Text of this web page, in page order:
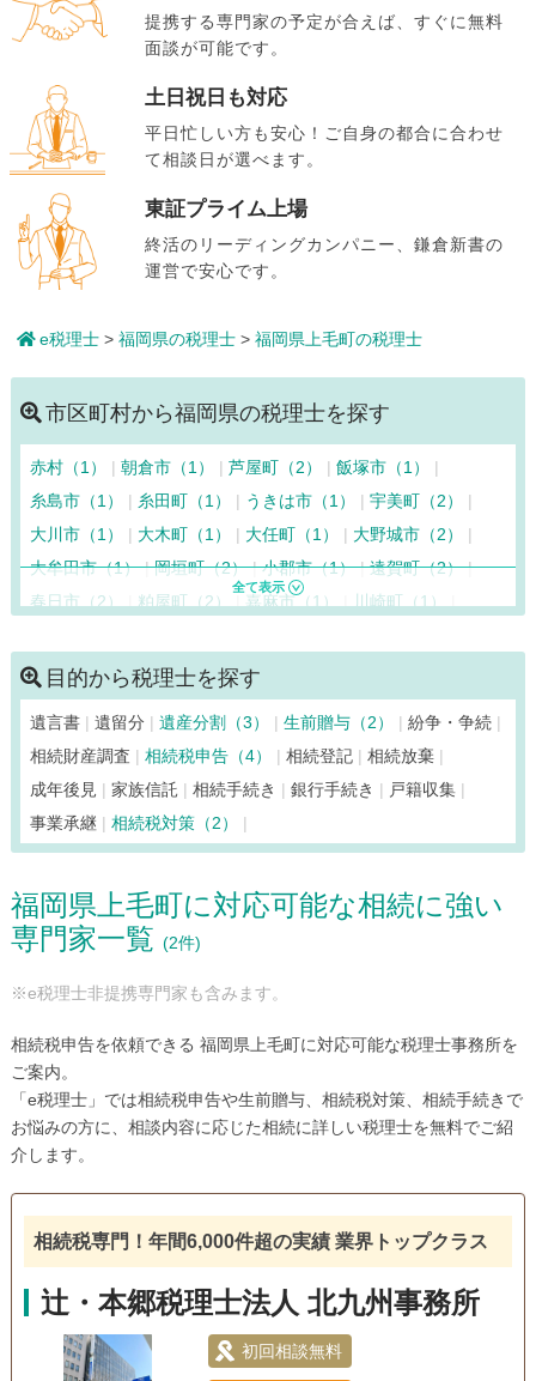
提携する専門家の予定が合えば、すぐに無料
面談が可能です。
土日祝日も対応
平日忙しい方も安心！ご自身の都合に合わせ
て相談日が選べます。
東証プライム上場
終活のリーディングカンパニー、鎌倉新書の
運営で安心です。
e税理士> 福岡県の税理士> 福岡県上毛町の税理士
市区町村から福岡県の税理士を探す
赤村（1） 朝倉市（1） 芦屋町（2）
飯塚市（1）
糸島市（1）
糸田町（1） うきは市（1）
宇美町（2）
大川市（1）
大木町（1） 大任町（1）
大野城市（2）
大牟田市（1） 岡垣町（2） 小郡市（1） 遠賀町（2）
春日市（2）
粕屋町（2） 嘉麻市（1）
川崎町（1）
北九州市小倉南区（2） 北九州市戸畑区（2）
北九州市門司区（2） 北九州市八幡西区（2）
北九州市八幡東区（2） 北九州市若松区（2）
鞍手町（2）
久留米市（1）
桂川町（1） 上毛町（2） 古賀市（2）
小竹町（2） 篠栗町（2） 志免町（2） 新宮町（2）
須惠町（2） 添田町（1） 田川市（1）
筑前町（1）
東峰村（1） 那珂川市（1） 中間市（2）
直方市（2） 久山町（2）
福岡市博多区（3）
福岡市東区（2）
福智町（1） 福津市（2） 豊前市（2） 水巻町（2）
みやこ町（2）
柳川市（1） 八女市（1） 行橋市（2） 吉富町（2）
目的から税理士を探す
遺言書 遺留分 遺産分割（3） 生前贈与（2）
紛争・争続
相続財産調査
相続税申告（4） 相続登記
相続放棄
成年後見
家族信託 相続手続き 銀行手続き
戸籍収集
事業承継
相続税対策（2）
福岡県上毛町に対応可能な相続に強い
専門家一覧 (2件)
※e税理士非提携専門家も含みます。
相続税申告を依頼できる 福岡県上毛町に対応可能な税理士事務所を
ご案内。
「e税理士」では相続税申告や生前贈与、相続税対策、相続手続きで
お悩みの方に、相談内容に応じた相続に詳しい税理士を無料でご紹
介します。
相続税専門！年間6,000件超の実績 業界トップクラス
辻・本郷税理士法人 北九州事務所
初回相談無料